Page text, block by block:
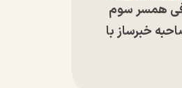
همسر سوم
خبرساز با